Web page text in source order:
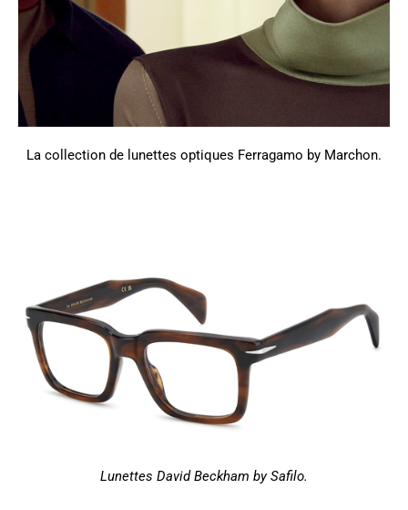
La collection de lunettes optiques Ferragamo by Marchon.
Lunettes David Beckham by Safilo.